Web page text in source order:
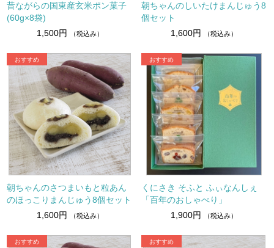
昔ながらの国東産玄米ポン菓子
(60g×8袋)
1,500円
（税込み）
朝ちゃんのしいたけまんじゅう8
個セット
1,600円
（税込み）
朝ちゃんのさつまいもと粒あん
のほっこりまんじゅう8個セット
1,600円
（税込み）
くにさき そふと ふぃなんしぇ
「百年のおしゃべり」
1,900円
（税込み）